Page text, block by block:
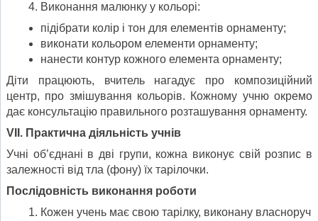
Виконання малюнку у кольорі:
підібрати колір і тон для елементів орнаменту;
виконати кольором елементи орнаменту;
нанести контур кожного елемента орнаменту;
Діти працюють, вчитель нагадує про композиційний
центр, про змішування кольорів. Кожному учню окремо
дає консультацію правильного розташування орнаменту.
VII . Практична діяльність учнів
Учні об’єднані в дві групи, кожна виконує свій розпис в
залежності від тла (фону) їх тарілочки.
Послідовність виконання роботи
Кожен учень має свою тарілку, виконану власноруч